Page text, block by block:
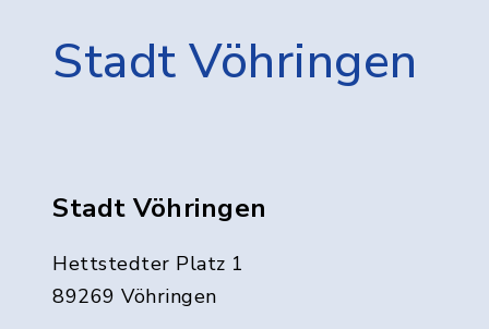
Stadt Vöhringen
Stadt Vöhringen
Hettstedter Platz 1
89269 Vöhringen